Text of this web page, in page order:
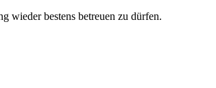
wieder bestens betreuen zu dürfen.